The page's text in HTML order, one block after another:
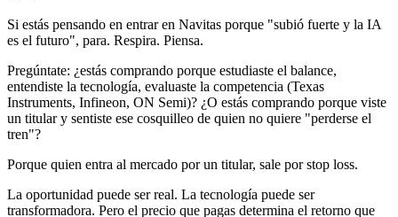
Si estás pensando en entrar en Navitas porque "subió fuerte y la IA
es el futuro", para. Respira. Piensa.
Pregúntate: ¿estás comprando porque estudiaste el balance,
entendiste la tecnología, evaluaste la competencia (Texas
Instruments, Infineon, ON Semi)? ¿O estás comprando porque viste
un titular y sentiste ese cosquilleo de quien no quiere "perderse el
tren"?
Porque quien entra al mercado por un titular, sale por stop loss.
La oportunidad puede ser real. La tecnología puede ser
transformadora. Pero el precio que pagas determina el retorno que